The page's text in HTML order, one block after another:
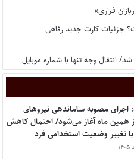
فراری»
جزئیات کارت جدید رفاهی
انتقال وجه تنها با شماره موبایل
اجرای مصوبه ساماندهی نیروهای
همین ماه آغاز می‌شود/ احتمال کاهش
با تغییر وضعیت استخدامی فرد